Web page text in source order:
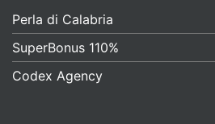
Perla di Calabria
SuperBonus 110%
Codex Agency